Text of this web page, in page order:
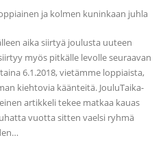
aika siirtyä joulusta uuteen
myös pitkälle levolle seuraavan
6.1.2018, vietämme loppiaista,
kiehtovia käänteitä. JouluTaika-
artikkeli tekee matkaa kauas
vuotta sitten vaelsi ryhmä